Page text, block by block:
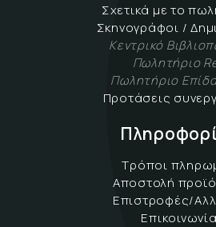
Σχετικά με το
Σκηνογράφοι /
Κεντρικό
Πωλητήριο
Πωλητήριο
Προτάσεις
Τρόποι
Αποστολή
Επιστροφές/
Επικοινωνία